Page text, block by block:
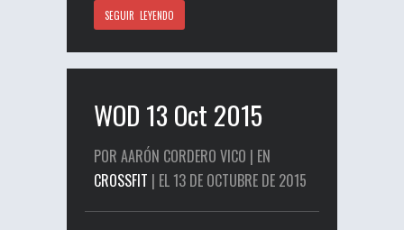
SEGUIR LEYENDO
WOD 13 Oct 2015
POR AARÓN CORDERO VICO | EN
CROSSFIT | EL 13 DE OCTUBRE DE 2015